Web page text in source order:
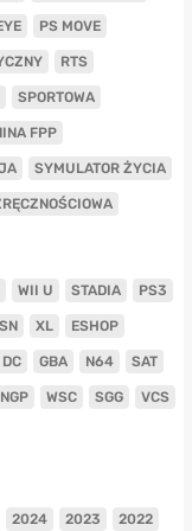
PS MOVE
RTS
SPORTOWA
FPP
SYMULATOR ŻYCIA
WII U STADIA PS3
XL ESHOP
DC GBA N64 SAT
NGP WSC SGG VCS
2024 2023 2022